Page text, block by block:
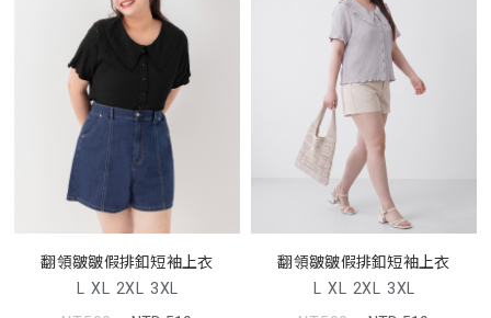
翻領皺皺假排釦短袖上衣
L XL 2XL 3XL
翻領皺皺假排釦短袖上衣
L XL 2XL 3XL